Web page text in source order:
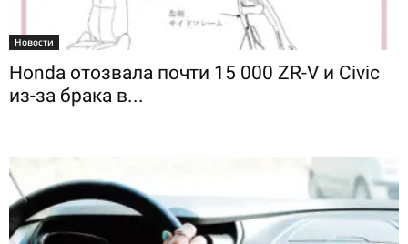
Новости
Honda отозвала почти 15 000 ZR-V и Civic
из-за брака в...